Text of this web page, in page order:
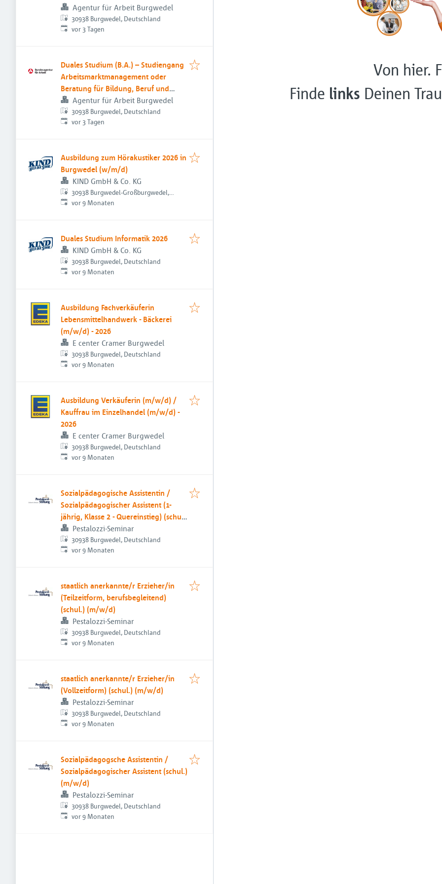
Agentur für Arbeit Burgwedel
30938 Burgwedel, Deutschland
Veröffentlicht:
vor 3 Tagen
Duales Studium (B.A.) – Studiengang
Arbeitsmarktmanagement oder
Beratung für Bildung, Beruf und
Beschäftigung
Agentur für Arbeit Burgwedel
30938 Burgwedel, Deutschland
Veröffentlicht:
vor 3 Tagen
Ausbildung zum Hörakustiker 2026 in
Burgwedel (w/m/d)
KIND GmbH & Co. KG
30938 Burgwedel-Großburgwedel,
Deutschland
Veröffentlicht:
vor 9 Monaten
Duales Studium Informatik 2026
KIND GmbH & Co. KG
30938 Burgwedel, Deutschland
Veröffentlicht:
vor 9 Monaten
Ausbildung Fachverkäuferin
Lebensmittelhandwerk - Bäckerei
(m/w/d) - 2026
E center Cramer Burgwedel
30938 Burgwedel, Deutschland
Veröffentlicht:
vor 9 Monaten
Ausbildung Verkäuferin (m/w/d) /
Kauffrau im Einzelhandel (m/w/d) -
2026
E center Cramer Burgwedel
30938 Burgwedel, Deutschland
Veröffentlicht:
vor 9 Monaten
Sozialpädagogische Assistentin /
Sozialpädagogischer Assistent (1-
jährig, Klasse 2 - Quereinstieg) (schul.)
(m/w/d)
Pestalozzi-Seminar
30938 Burgwedel, Deutschland
Veröffentlicht:
vor 9 Monaten
staatlich anerkannte/r Erzieher/in
(Teilzeitform, berufsbegleitend)
(schul.) (m/w/d)
Pestalozzi-Seminar
30938 Burgwedel, Deutschland
Veröffentlicht:
vor 9 Monaten
staatlich anerkannte/r Erzieher/in
(Vollzeitform) (schul.) (m/w/d)
Pestalozzi-Seminar
30938 Burgwedel, Deutschland
Veröffentlicht:
vor 9 Monaten
Sozialpädagogsche Assistentin /
Sozialpädagogischer Assistent (schul.)
(m/w/d)
Pestalozzi-Seminar
30938 Burgwedel, Deutschland
Veröffentlicht:
vor 9 Monaten
Von hier.
Finde links Deinen